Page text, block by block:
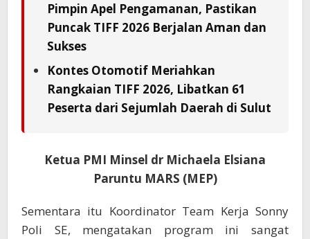
Pimpin Apel Pengamanan, Pastikan
Puncak TIFF 2026 Berjalan Aman dan
Sukses
Kontes Otomotif Meriahkan
Rangkaian TIFF 2026, Libatkan 61
Peserta dari Sejumlah Daerah di Sulut
Ketua PMI Minsel dr Michaela Elsiana
Paruntu MARS (MEP)
Sementara itu Koordinator Team Kerja Sonny
Poli SE, mengatakan program ini sangat